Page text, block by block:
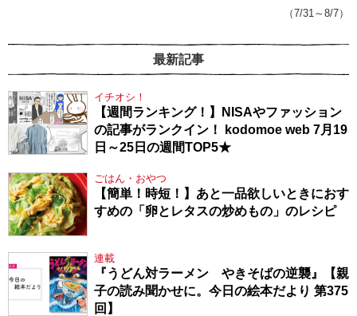
（7/31～8/7）
最新記事
イチオシ！
【週間ランキング！】NISAやファッション
の記事がランクイン！ kodomoe web 7月19
日～25日の週間TOP5★
ごはん・おやつ
【簡単！時短！】あと一品欲しいときにおす
すめの「卵とレタスの炒めもの」のレシピ
連載
『うどん対ラーメン やきそばの逆襲』【親
子の読み聞かせに。今日の絵本だより 第375
回】